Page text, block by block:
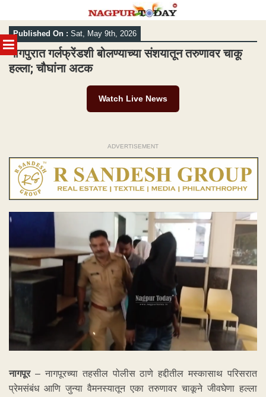
MENU
Skip
to
content
Published On : Sat, May 9th, 2026
नागपुरात गर्लफ्रेंडशी बोलण्याच्या संशयातून तरुणावर चाकू
हल्ला; चौघांना अटक
Watch Live News
ADVERTISEMENT
नागपूर – नागपूरच्या तहसील पोलीस ठाणे हद्दीतील मस्कासाथ परिसरात
प्रेमसंबंध आणि जुन्या वैमनस्यातून एका तरुणावर चाकूने जीवघेणा हल्ला